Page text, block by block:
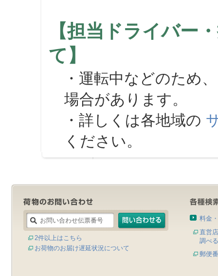
【担当ドライバー
て】
・運転中などのため
場合があります。
・詳しくは各地域の
ください。
2件以上はこちら
お荷物のお届け遅延状況について
料金
直営
調べる
郵便